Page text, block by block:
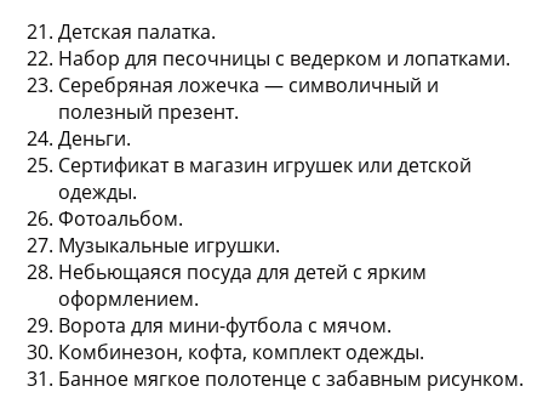
Детская палатка.
Набор для песочницы с ведерком и лопатками.
Серебряная ложечка — символичный и
полезный презент.
Деньги.
Сертификат в магазин игрушек или детской
одежды.
Фотоальбом.
Музыкальные игрушки.
Небьющаяся посуда для детей с ярким
оформлением.
Ворота для мини-футбола с мячом.
Комбинезон, кофта, комплект одежды.
Банное мягкое полотенце с забавным рисунком.